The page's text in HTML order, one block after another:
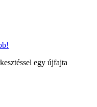
egy újfajta